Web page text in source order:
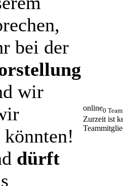
bei der
wir
dürft
online0
Zurzeit ist